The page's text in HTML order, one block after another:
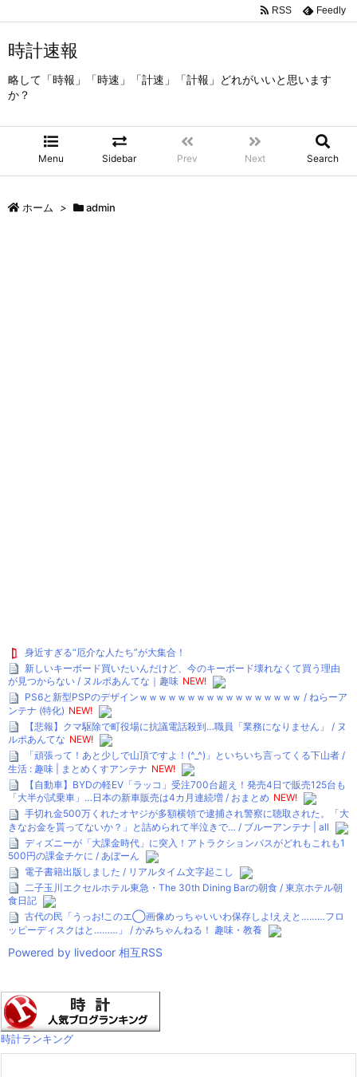
時計速報
略して「時報」「時速」「計速」「計報」どれがいいと思います
か？
Menu Sidebar Prev Next Search
RSS Feedly
ホーム > admin
身近すぎる“厄介な人たち”が大集合！
新しいキーボード買いたいんだけど、今のキーボード壊れなくて買う理由
が見つからない / ヌルポあんてな｜趣味 NEW!
PS6と新型PSPのデザインｗｗｗｗｗｗｗｗｗｗｗｗｗｗｗｗｗ / ねらーア
ンテナ (特化) NEW!
【悲報】クマ駆除で町役場に抗議電話殺到…職員「業務になりません」 / ヌ
ルポあんてな NEW!
「頑張って！あと少しで山頂ですよ！(^_^)」といちいち言ってくる下山者 /
生活 : 趣味 | まとめくすアンテナ NEW!
【自動車】BYDの軽EV「ラッコ」受注700台超え！発売4日で販売125台も
「大半が試乗車」…日本の新車販売は4カ月連続増 / おまとめ NEW!
手切れ金500万くれたオヤジが多額横領で逮捕され警察に聴取された。「大
きなお金を貰ってないか？」と詰められて半泣きで… / ブルーアンテナ | all
ディズニーが「大課金時代」に突入！アトラクションパスがどれもこれも1
500円の課金チケに / あぼーん
電子書籍出版しました / リアルタイム文字起こし
二子玉川エクセルホテル東急・The 30th Dining Barの朝食 / 東京ホテル朝
食日記
古代の民「うっお!このエ◯画像めっちゃいいわ保存しよ!ええと………フロ
ッピーディスクはと………」 / かみちゃんねる！ 趣味・教養
Powered by livedoor 相互RSS
時計ランキング